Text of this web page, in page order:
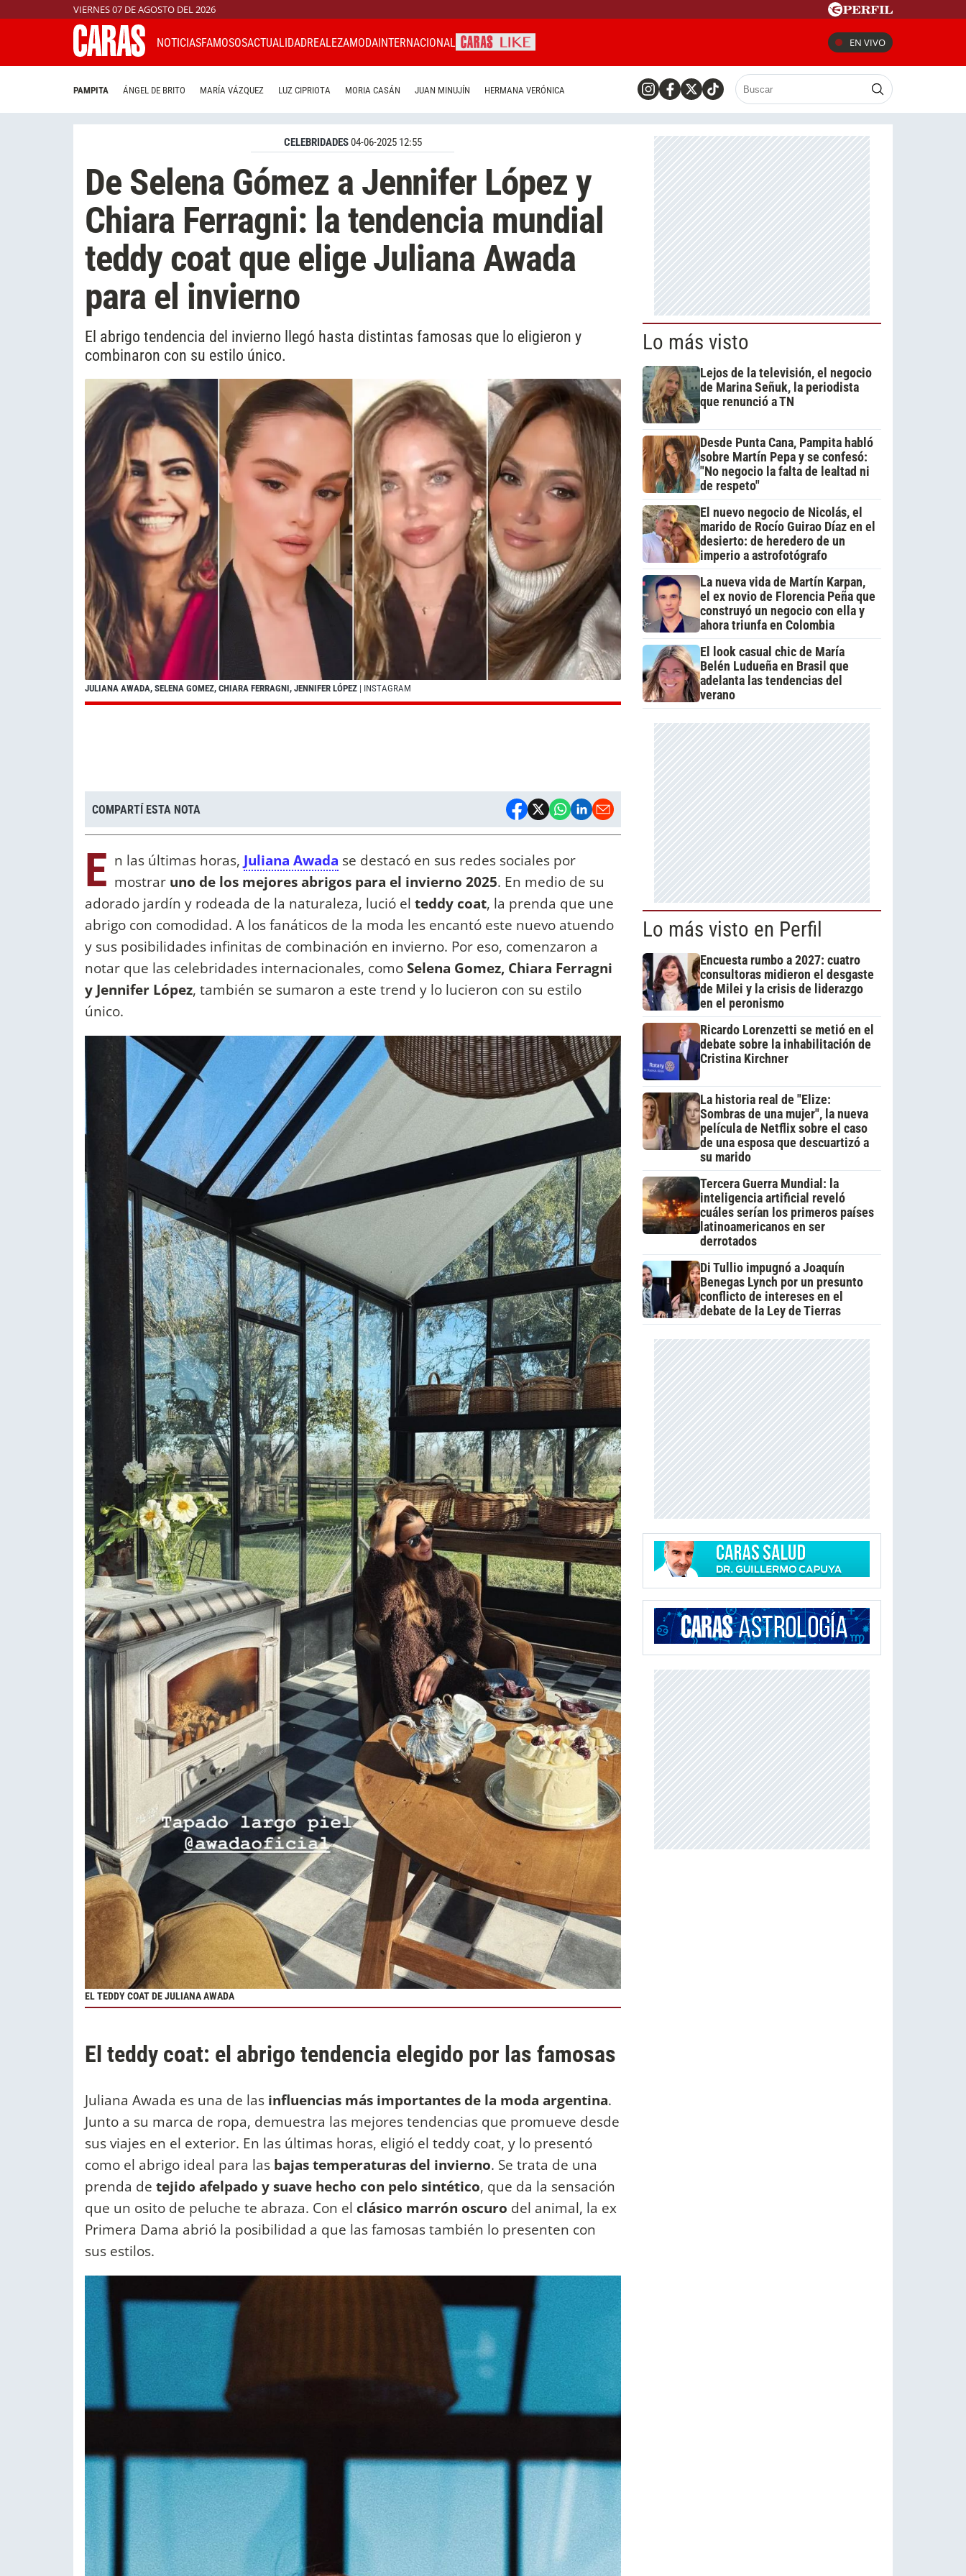
VIERNES 07 DE AGOSTO DEL 2026
NOTICIASFAMOSOSACTUALIDADREALEZAMODAINTERNACIONAL EN VIVO
PAMPITA ÁNGEL DE BRITO MARÍA VÁZQUEZ LUZ CIPRIOTA MORIA CASÁN JUAN MINUJÍN HERMANA VERÓNICA
CELEBRIDADES04-06-2025 12:55
De Selena Gómez a Jennifer López y
Chiara Ferragni: la tendencia mundial
teddy coat que elige Juliana Awada
para el invierno
El abrigo tendencia del invierno llegó hasta distintas famosas que lo eligieron y
combinaron con su estilo único.
JULIANA AWADA, SELENA GOMEZ, CHIARA FERRAGNI, JENNIFER LÓPEZ | INSTAGRAM
COMPARTÍ ESTA NOTA
E n las últimas horas, Juliana Awada se destacó en sus redes sociales por
mostrar uno de los mejores abrigos para el invierno 2025. En medio de su
adorado jardín y rodeada de la naturaleza, lució el teddy coat, la prenda que une
abrigo con comodidad. A los fanáticos de la moda les encantó este nuevo atuendo
y sus posibilidades infinitas de combinación en invierno. Por eso, comenzaron a
notar que las celebridades internacionales, comoSelena Gomez, Chiara Ferragni
y Jennifer López, también se sumaron a este trend y lo lucieron con su estilo
único.
EL TEDDY COAT DE JULIANA AWADA
El teddy coat: el abrigo tendencia elegido por las famosas
Juliana Awada es una de las influencias más importantes de la moda argentina.
Junto a su marca de ropa, demuestra las mejores tendencias que promueve desde
sus viajes en el exterior. En las últimas horas, eligió el teddy coat, y lo presentó
como el abrigo ideal para las bajas temperaturas del invierno. Se trata de una
prenda de tejido afelpado y suave hecho con pelo sintético, que da la sensación
que un osito de peluche te abraza. Con el clásico marrón oscuro del animal, la ex
Primera Dama abrió la posibilidad a que las famosas también lo presenten con
sus estilos.
Lo más visto
Lejos de la televisión, el negocio
de Marina Señuk, la periodista
que renunció a TN
Desde Punta Cana, Pampita habló
sobre Martín Pepa y se confesó:
"No negocio la falta de lealtad ni
de respeto"
El nuevo negocio de Nicolás, el
marido de Rocío Guirao Díaz en el
desierto: de heredero de un
imperio a astrofotógrafo
La nueva vida de Martín Karpan,
el ex novio de Florencia Peña que
construyó un negocio con ella y
ahora triunfa en Colombia
El look casual chic de María
Belén Ludueña en Brasil que
adelanta las tendencias del
verano
Lo más visto en Perfil
Encuesta rumbo a 2027: cuatro
consultoras midieron el desgaste
de Milei y la crisis de liderazgo
en el peronismo
Ricardo Lorenzetti se metió en el
debate sobre la inhabilitación de
Cristina Kirchner
La historia real de "Elize:
Sombras de una mujer", la nueva
película de Netflix sobre el caso
de una esposa que descuartizó a
su marido
Tercera Guerra Mundial: la
inteligencia artificial reveló
cuáles serían los primeros países
latinoamericanos en ser
derrotados
Di Tullio impugnó a Joaquín
Benegas Lynch por un presunto
conflicto de intereses en el
debate de la Ley de Tierras